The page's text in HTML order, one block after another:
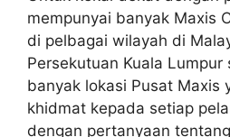
mempunyai banyak Maxis
di pelbagai wilayah di
Persekutuan Kuala
banyak lokasi Pusat Maxis
khidmat kepada setiap
dengan pertanyaan